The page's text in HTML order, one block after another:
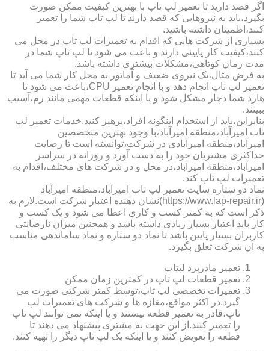
اگر قصد دارید تا تعمیر لپ تاپ با بهترین کیفیت ممکن صورت
بگیرد،باید به نیروهایی که قصد دارند تا لپ تاپ شما را تعمیر
کنند،اطمینان داشته باشید.
بسیاری از شرکت هایی که اقدام به تعمیرات لپ تاپ در محل می
کنند،کیفیت کار پایینی دارند و باعث می شود تا لپ تاپ شما در
مدت زمان کوتاهی،مشکلات بیشتری داشته باشد.
به فرض مثال،یک نیروی ضعیف و آماتور به محل کار شما می آید تا
تعمیر لپ تاپ انجام دهد و با انجام تعمیر CPU،باعث می شود تا
هارد شما دچار مشکل شود و یا اینکه قطعات مهمی مانند رم،آسیب
ببینند.
بنابراین،باید از استخدام اینگونه افراد،پرهیز کنید.خدمات تعمیر لپ
تاب امیرآباد،منطقه امیرآباد،با وجود بهترین متخصصین
امیرآباد،منطقه امیرآبادی در شرکت،توانسته است تا رضایت
حداکثری مشتریان خود را به دست آورد و روزانه در سراسر
امیرآباد،منطقه امیرآباد،در محل و در شرکت های مختلف،اقدام به
تعمیرات لپ تاپ کند.
نماد دو ستاره سایت تعمیر لپ تاب امیرآباد،منطقه امیرآباد
(https://www.lap-repair.ir)نشان دهنده اعتبار شرکت است.لازم به
ذکر است که به کمتر کسب و کاری اعطا می شود و یک کسب و
کار باید اعتبار بسیار زیادی داشته باشد و همچنین میزان نارضایتی
کاربران بسیار پایین باشد تا نماد دو ستاره و نماد ساماندهی مناسب
به آن شرکت تعلق بگیرد.
تعمیر مادربرد لپتاپ
تعمیر قطعات لپ تاپ در کمترین زمان ممکن
تعمیرات تخصصی لپ تاپ،توسط کمتر شرکتی صورت می
گیرد.در اکثر مواقع،مغازه ها و شرکت های تعمیرات لپ
تاپ،قادر به تعمیر قطعه نیستند و یا اینکه نمی توانند لپ تاپ
را تعمیر کنند.از این جهت به مشتری پیشنهاد می دهند تا
قطعه را تعویض کنند و یا اینکه یک لپ تاپ دیگر را تهیه کنند.